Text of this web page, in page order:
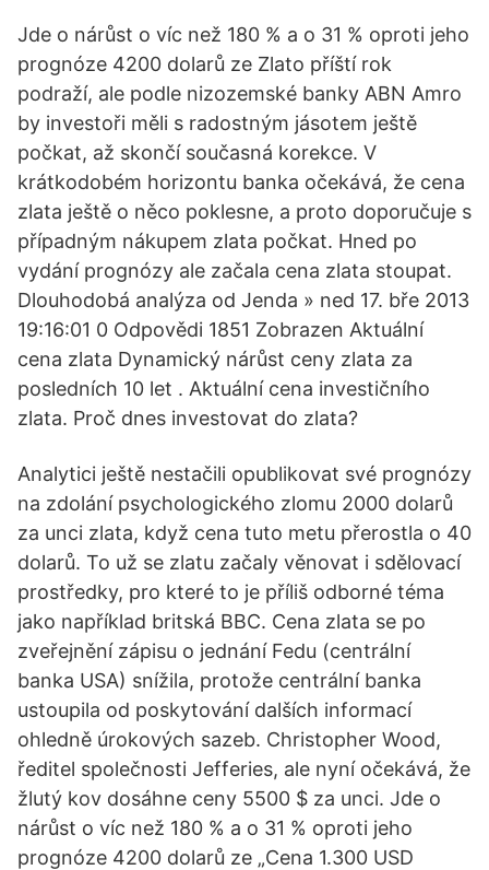
Jde o nárůst o víc než 180 % a o 31 % oproti jeho
prognóze 4200 dolarů ze Zlato příští rok
podraží, ale podle nizozemské banky ABN Amro
by investoři měli s radostným jásotem ještě
počkat, až skončí současná korekce. V
krátkodobém horizontu banka očekává, že cena
zlata ještě o něco poklesne, a proto doporučuje s
případným nákupem zlata počkat. Hned po
vydání prognózy ale začala cena zlata stoupat.
Dlouhodobá analýza od Jenda » ned 17. bře 2013
19:16:01 0 Odpovědi 1851 Zobrazen Aktuální
cena zlata Dynamický nárůst ceny zlata za
posledních 10 let . Aktuální cena investičního
zlata. Proč dnes investovat do zlata?
Analytici ještě nestačili opublikovat své prognózy
na zdolání psychologického zlomu 2000 dolarů
za unci zlata, když cena tuto metu přerostla o 40
dolarů. To už se zlatu začaly věnovat i sdělovací
prostředky, pro které to je příliš odborné téma
jako například britská BBC. Cena zlata se po
zveřejnění zápisu o jednání Fedu (centrální
banka USA) snížila, protože centrální banka
ustoupila od poskytování dalších informací
ohledně úrokových sazeb. Christopher Wood,
ředitel společnosti Jefferies, ale nyní očekává, že
žlutý kov dosáhne ceny 5500 $ za unci. Jde o
nárůst o víc než 180 % a o 31 % oproti jeho
prognóze 4200 dolarů ze „Cena 1.300 USD